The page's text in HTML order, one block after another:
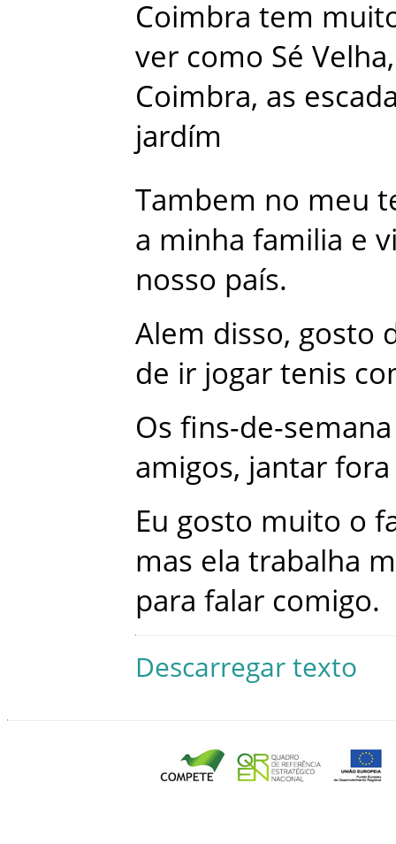
Coimbra tem
ver como Sé Velha,
Coimbra, as
jardím
Tambem no meu
a minha familia e
nosso país.
Alem disso, gosto
de ir jogar tenis
Os fins-de-semana
amigos, jantar fora
Eu gosto muito o
mas ela trabalha
para falar comigo.
Descarregar texto